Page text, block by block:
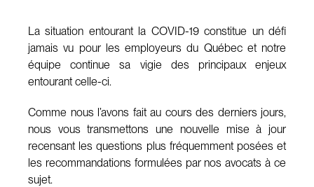
La situation entourant la COVID-19 constitue un défi
jamais vu pour les employeurs du Québec et notre
équipe continue sa vigie des principaux enjeux
entourant celle-ci.
Comme nous l’avons fait au cours des derniers jours,
nous vous transmettons une nouvelle mise à jour
recensant les questions plus fréquemment posées et
les recommandations formulées par nos avocats à ce
sujet.